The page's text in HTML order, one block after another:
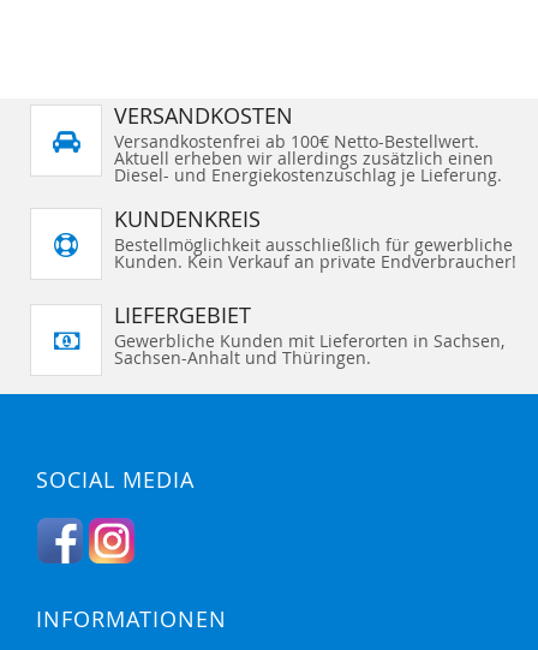
VERSANDKOSTEN
Versandkostenfrei ab 100€ Netto-Bestellwert.
Aktuell erheben wir allerdings zusätzlich einen
Diesel- und Energiekostenzuschlag je Lieferung.
KUNDENKREIS
Bestellmöglichkeit ausschließlich für gewerbliche
Kunden. Kein Verkauf an private Endverbraucher!
LIEFERGEBIET
Gewerbliche Kunden mit Lieferorten in Sachsen,
Sachsen-Anhalt und Thüringen.
SOCIAL MEDIA
INFORMATIONEN